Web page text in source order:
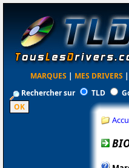
MARQUES | MES DRIVERS |
Rechercher sur
TLD